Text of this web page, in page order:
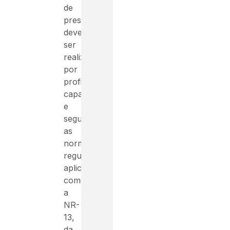
de
pressão
devem
ser
realizados
por
profissionais
capacitados
e
seguindo
as
normas
regulatórias
aplicáveis,
como
a
NR-
13,